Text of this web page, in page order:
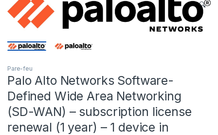
🔍
Pare-feu
Palo Alto Networks Software-
Defined Wide Area Networking
(SD-WAN) – subscription license
renewal (1 year) – 1 device in